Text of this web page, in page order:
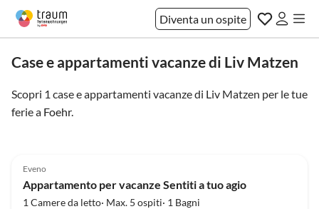
Diventa un ospite
Case e appartamenti vacanze di Liv Matzen
Scopri 1 case e appartamenti vacanze di Liv Matzen per le tue
ferie a Foehr.
Eveno
Appartamento per vacanze Sentiti a tuo agio
1 Camere da letto· Max. 5 ospiti· 1 Bagni